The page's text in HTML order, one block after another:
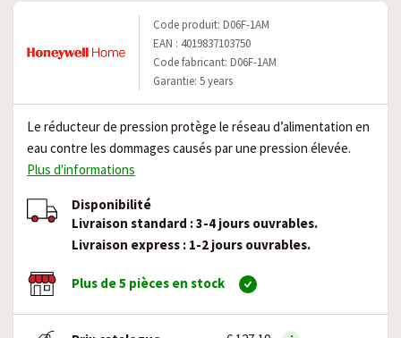
Code produit: D06F-1AM
EAN : 4019837103750
Code fabricant: D06F-1AM
Garantie: 5 years
Le réducteur de pression protège le réseau d’alimentation en
eau contre les dommages causés par une pression élevée.
Plus d'informations
Disponibilité
Livraison standard : 3-4 jours ouvrables.
Livraison express : 1-2 jours ouvrables.
Plus de 5 pièces en stock